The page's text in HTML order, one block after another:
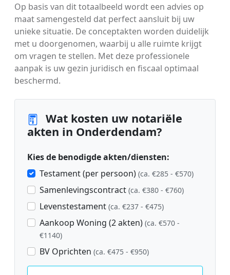
Op basis van dit totaalbeeld wordt een advies op
maat samengesteld dat perfect aansluit bij uw
unieke situatie. De conceptakten worden duidelijk
met u doorgenomen, waarbij u alle ruimte krijgt
om vragen te stellen. Met deze professionele
aanpak is uw gezin juridisch en fiscaal optimaal
beschermd.
Wat kosten uw notariële
akten in Onderdendam?
Kies de benodigde akten/diensten:
Testament (per persoon) (ca. €285 - €570)
Samenlevingscontract (ca. €380 - €760)
Levenstestament (ca. €237 - €475)
Aankoop Woning (2 akten) (ca. €570 -
€1140)
BV Oprichten (ca. €475 - €950)